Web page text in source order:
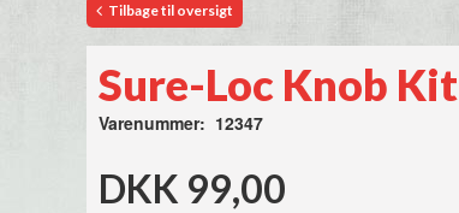
Tilbage til oversigt
Sure-Loc Knob Kit
Varenummer: 12347
DKK 99,00